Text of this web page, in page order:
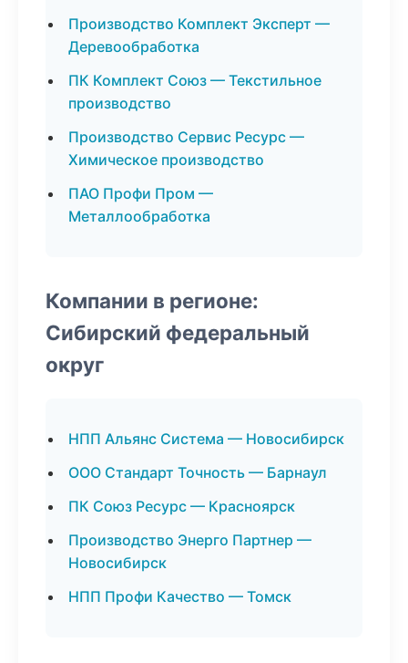
Производство Комплект Эксперт —
Деревообработка
ПК Комплект Союз — Текстильное
производство
Производство Сервис Ресурс —
Химическое производство
ПАО Профи Пром —
Металлообработка
Компании в регионе:
Сибирский федеральный
округ
НПП Альянс Система — Новосибирск
ООО Стандарт Точность — Барнаул
ПК Союз Ресурс — Красноярск
Производство Энерго Партнер —
Новосибирск
НПП Профи Качество — Томск